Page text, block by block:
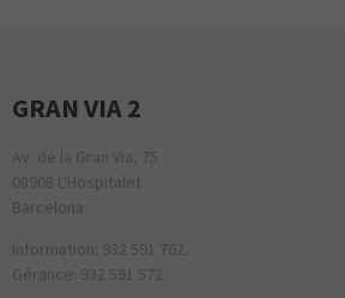
GRAN VIA 2
Av. de la Gran Via, 75
08908 L'Hospitalet
Barcelona
Information: 932 591 762.
Gérance: 932 591 572.